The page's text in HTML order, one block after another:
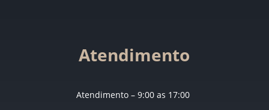
Atendimento
Atendimento – 9:00 as 17:00